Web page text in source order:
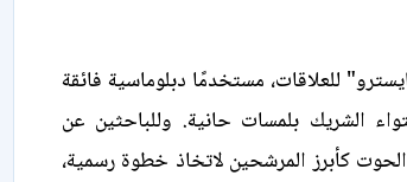
للعلاقات، مستخدمًا دبلوماسية فائقة
الشريك بلمسات حانية. وللباحثين عن
الحوت كأبرز المرشحين لاتخاذ خطوة رسمية،